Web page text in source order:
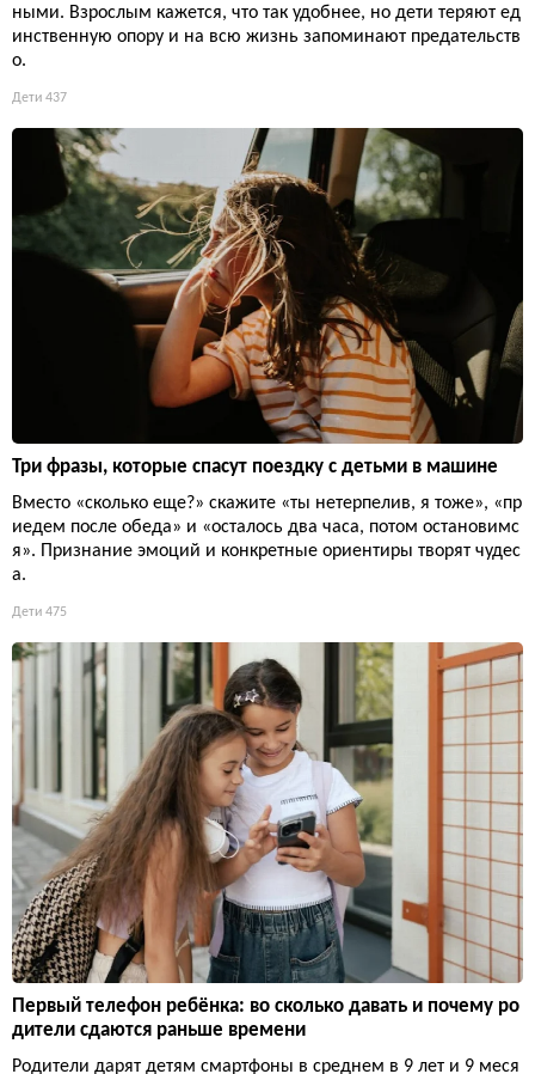
ными. Взрослым кажется, что так удобнее, но дети теряют ед
инственную опору и на всю жизнь запоминают предательств
о.
Дети 437
Три фразы, которые спасут поездку с детьми в машине
Вместо «сколько еще?» скажите «ты нетерпелив, я тоже», «пр
иедем после обеда» и «осталось два часа, потом остановимс
я». Признание эмоций и конкретные ориентиры творят чудес
а.
Дети 475
Первый телефон ребёнка: во сколько давать и почему ро
дители сдаются раньше времени
Родители дарят детям смартфоны в среднем в 9 лет и 9 меся